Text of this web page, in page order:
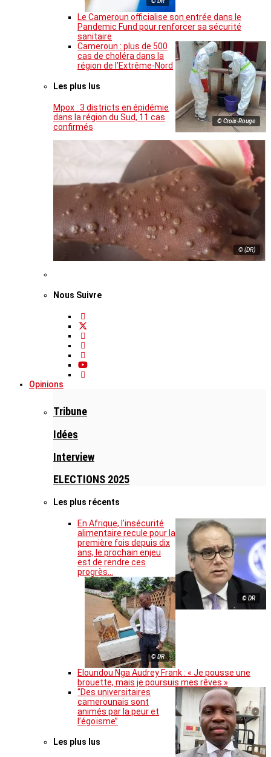
Le Cameroun officialise son entrée dans le
Pandemic Fund pour renforcer sa sécurité
sanitaire
© Croix-Rouge
Cameroun : plus de 500
cas de choléra dans la
région de l’Extrême-Nord
Les plus lus
Mpox : 3 districts en épidémie
dans la région du Sud, 11 cas
confirmés
© (DR)
Nous Suivre
Opinions
Tribune
Idées
Interview
ELECTIONS 2025
Les plus récents
© DR
En Afrique, l’insécurité
alimentaire recule pour la
première fois depuis dix
ans, le prochain enjeu
est de rendre ces
progrès…
© DR
Eloundou Nga Audrey Frank : « Je pousse une
brouette, mais je poursuis mes rêves »
‘’Des universitaires
camerounais sont
animés par la peur et
l’égoïsme’’
Les plus lus